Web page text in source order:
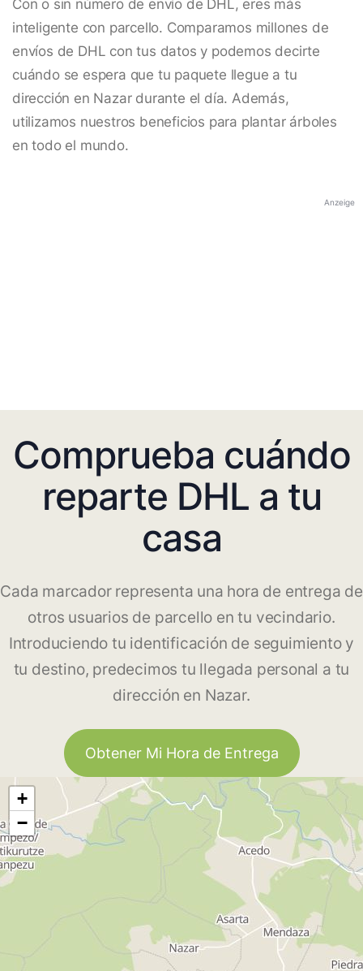
Con o sin número de envío de DHL, eres más
inteligente con parcello. Comparamos millones de
envíos de DHL con tus datos y podemos decirte
cuándo se espera que tu paquete llegue a tu
dirección en Nazar durante el día. Además,
utilizamos nuestros beneficios para plantar árboles
en todo el mundo.
Anzeige
Comprueba cuándo
reparte DHL a tu
casa
Cada marcador representa una hora de entrega de
otros usuarios de parcello en tu vecindario.
Introduciendo tu identificación de seguimiento y
tu destino, predecimos tu llegada personal a tu
dirección en Nazar.
Obtener Mi Hora de Entrega
+
−